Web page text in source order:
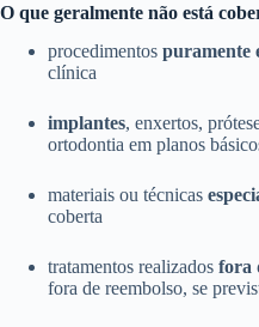
O que geralmente não está
procedimentos puramente
clínica
implantes, enxertos,
ortodontia em planos
materiais ou técnicas
coberta
tratamentos realizados fora
fora de reembolso, se